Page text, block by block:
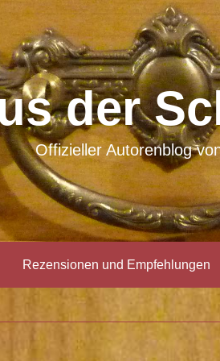
der
Offizieller Autorenblog
Rezensionen und Empfehlungen